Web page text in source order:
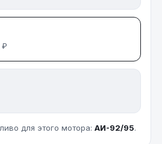
₽
для этого мотора: АИ-92/95.